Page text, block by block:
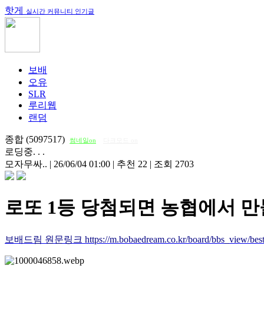
핫게 실시간 커뮤니티 인기글
보배
오유
SLR
루리웹
랜덤
종합 (5097517) 썸네일on
로딩중. . .
모자무싸.. | 26/06/04 01:00 | 추천 22 | 조회 2703
로또 1등 당첨되면 농협에서
보배드림 원문링크 https://m.bobaedream.co.kr/board/bbs_view/